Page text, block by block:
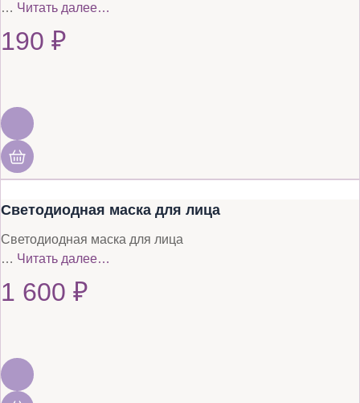
… Читать далее…
190 ₽
Светодиодная маска для лица
Светодиодная маска для лица
… Читать далее…
1 600 ₽